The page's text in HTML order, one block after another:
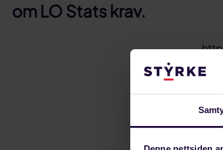
om LO Stats krav.